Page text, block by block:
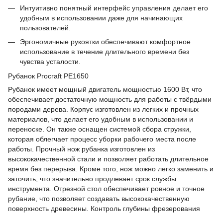
Интуитивно понятный интерфейс управления делает его
удобным в использовании даже для начинающих
пользователей.
Эргономичные рукоятки обеспечивают комфортное
использование в течение длительного времени без
чувства усталости.
Рубанок Procraft PE1650
Рубанок имеет мощный двигатель мощностью 1600 Вт, что
обеспечивает достаточную мощность для работы с твёрдыми
породами дерева. Корпус изготовлен из легких и прочных
материалов, что делает его удобным в использовании и
переноске. Он также оснащен системой сбора стружки,
которая облегчает процесс уборки рабочего места после
работы. Прочный нож рубанка изготовлен из
высококачественной стали и позволяет работать длительное
время без перерыва. Кроме того, нож можно легко заменить и
заточить, что значительно продлевает срок службы
инструмента. Отрезной стол обеспечивает ровное и точное
рубание, что позволяет создавать высококачественную
поверхность древесины. Контроль глубины фрезерования